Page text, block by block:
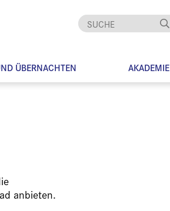
ÜBERNACHTEN AKADEMIE
anbieten.